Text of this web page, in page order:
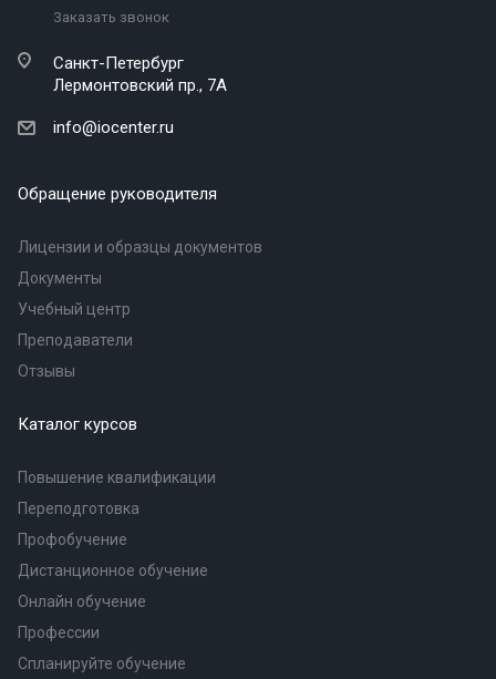
Заказать звонок
Санкт-Петербург
Лермонтовский пр., 7А
info@iocenter.ru
Обращение руководителя
Лицензии и образцы документов
Документы
Учебный центр
Преподаватели
Отзывы
Каталог курсов
Повышение квалификации
Переподготовка
Профобучение
Дистанционное обучение
Онлайн обучение
Профессии
Спланируйте обучение